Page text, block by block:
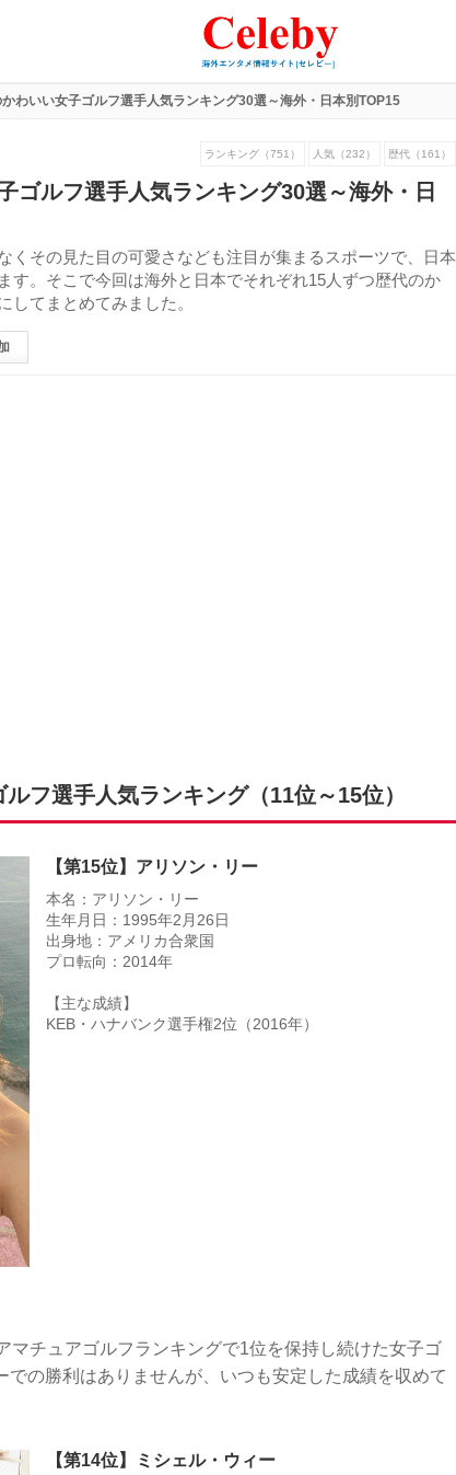
わいい女子ゴルフ選手人気ランキング30選～海外・日本別TOP15
ランキング（751） 人気（232） 歴代（161）
ゴルフ選手人気ランキング30選～海外・日
くその見た目の可愛さなども注目が集まるスポーツで、日本
す。そこで今回は海外と日本でそれぞれ15人ずつ歴代のか
してまとめてみました。
フ選手人気ランキング（11位～15位）
【第15位】アリソン・リー
本名：アリソン・リー
生年月日：1995年2月26日
出身地：アメリカ合衆国
プロ転向：2014年
【主な成績】
KEB・ハナバンク選手権2位（2016年）
マチュアゴルフランキングで1位を保持し続けた女子ゴ
での勝利はありませんが、いつも安定した成績を収めて
【第14位】ミシェル・ウィー